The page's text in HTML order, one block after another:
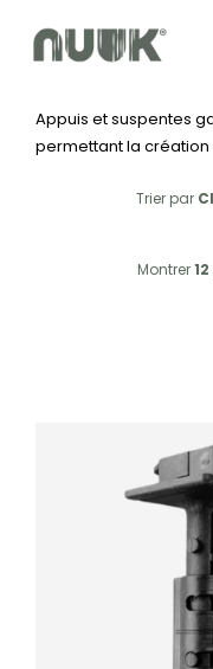
contenu
NOS SOLUTIONS
DOCUMENTATIONS
Appuis et suspentes
permettant la création
Trier par
Montrer